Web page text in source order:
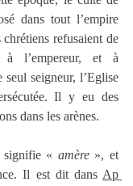
dans tout l’empire
refusaient de
à l’empereur, et à
seul seigneur, l’Eglise
Il y eu des
dans les arènes.
« amère », et
Il est dit dans Ap